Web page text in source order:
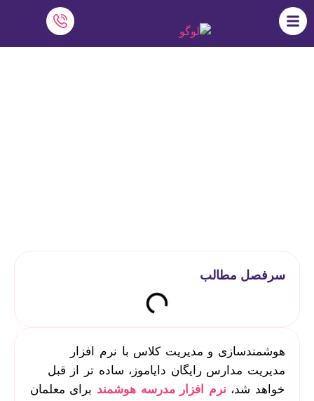
سرفصل مطالب
هوشمندسازی و مدیریت کلاس با نرم افزار
مدیریت مدارس رایگان دایاموز، ساده تر از قبل
خواهد شد، نرم افزار مدرسه هوشمند برای معلمان